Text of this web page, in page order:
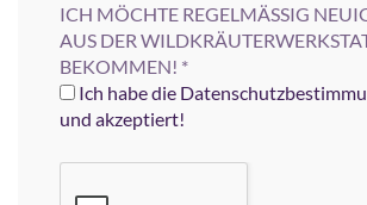
ICH MÖCHTE REGELMÄSSIG
AUS DER
BEKOMMEN! *
Ich habe die
und akzeptiert!